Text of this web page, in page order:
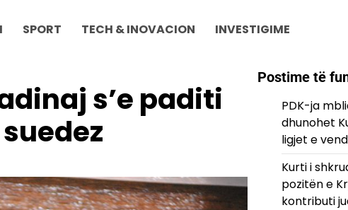
SPORT TECH & INOVACION INVESTIGIME
s’e paditi
Postime të
PDK-ja
dhunohet
ligjet e
Kurti i
pozitën e
kontributi